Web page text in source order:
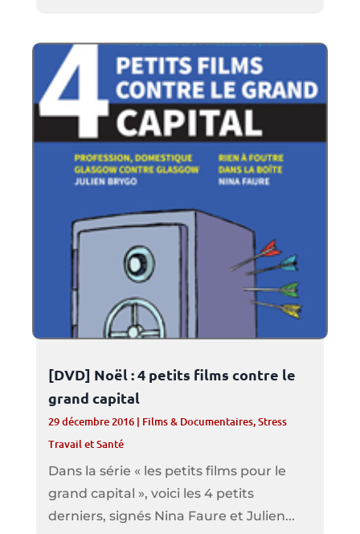
[DVD] Noël : 4 petits films contre le
grand capital
29 décembre 2016| Films & Documentaires,Stress
Travail et Santé
Dans la série « les petits films pour le
grand capital », voici les 4 petits
derniers, signés Nina Faure et Julien...